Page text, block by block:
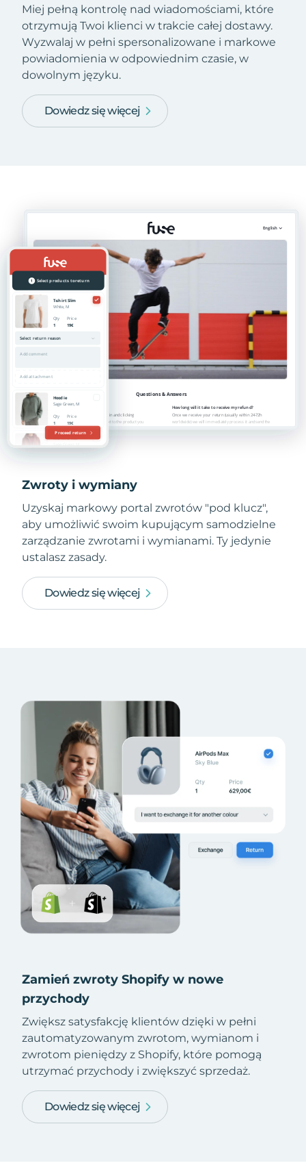
Miej pełną kontrolę nad wiadomościami, które
otrzymują Twoi klienci w trakcie całej dostawy.
Wyzwalaj w pełni spersonalizowane i markowe
powiadomienia w odpowiednim czasie, w
dowolnym języku.
Dowiedz się więcej
Zwroty i wymiany
Uzyskaj markowy portal zwrotów "pod klucz",
aby umożliwić swoim kupującym samodzielne
zarządzanie zwrotami i wymianami. Ty jedynie
ustalasz zasady.
Dowiedz się więcej
Zamień zwroty Shopify w nowe
przychody
Zwiększ satysfakcję klientów dzięki w pełni
zautomatyzowanym zwrotom, wymianom i
zwrotom pieniędzy z Shopify, które pomogą
utrzymać przychody i zwiększyć sprzedaż.
Dowiedz się więcej